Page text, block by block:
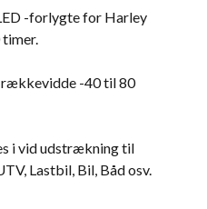
-forlygte for Harley
-40 til 80
i vid udstrækning til
Lastbil, Bil, Båd osv.